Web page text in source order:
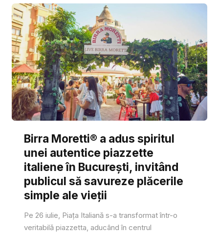
Birra Moretti® a adus spiritul
unei autentice piazzette
italiene în București, invitând
publicul să savureze plăcerile
simple ale vieții
Pe 26 iulie, Piața Italiană s-a transformat într-o
veritabilă piazzetta, aducând în centrul